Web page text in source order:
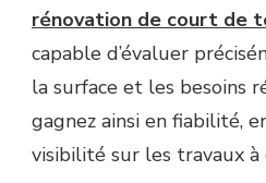
rénovation de court de
capable d’évaluer
la surface et les besoins
gagnez ainsi en fiabilité,
visibilité sur les travaux à